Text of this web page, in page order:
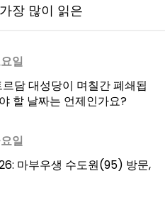
가장 많이 읽은
일
담 대성당이 며칠간 폐쇄됩
할 날짜는 언제인가요?
일
마부우생 수도원(95) 방문,